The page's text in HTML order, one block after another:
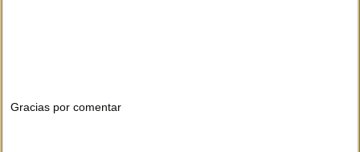
Gracias por comentar